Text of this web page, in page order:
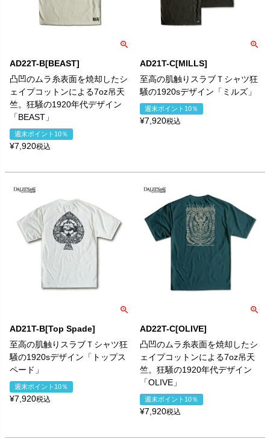
AD22T-B[BEAST]
凸凹のムラ糸表面を焼却したシ
ェイプコットンによる7oz吊天
竺。狂騒の1920年代デザイン
「BEAST」
週末ポイント10％
¥7,920税込
AD21T-C[MILLS]
至高の肌触りスラブＴシャツ狂
騒の1920sデザイン「ミルズ」
週末ポイント10％
¥7,920税込
AD21T-B[Top Spade]
至高の肌触りスラブＴシャツ狂
騒の1920sデザイン「トップス
ペード」
週末ポイント10％
¥7,920税込
AD22T-C[OLIVE]
凸凹のムラ糸表面を焼却したシ
ェイプコットンによる7oz吊天
竺。狂騒の1920年代デザイン
「OLIVE」
週末ポイント10％
¥7,920税込